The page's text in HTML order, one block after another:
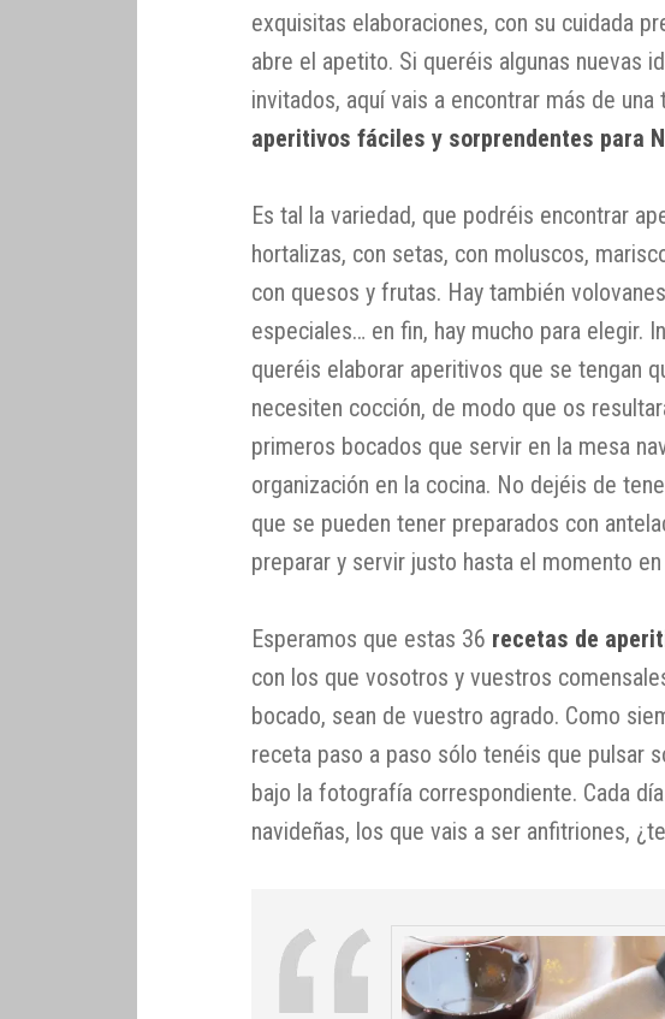
exquisitas elaboraciones, con su cuidada
abre el apetito. Si queréis algunas nuevas
invitados, aquí vais a encontrar más de una
aperitivos fáciles y sorprendentes para
Es tal la variedad, que podréis encontrar
hortalizas, con setas, con moluscos,
con quesos y frutas. Hay también
especiales… en fin, hay mucho para elegir.
queréis elaborar aperitivos que se tengan
necesiten cocción, de modo que os
primeros bocados que servir en la mesa
organización en la cocina. No dejéis de
que se pueden tener preparados con
preparar y servir justo hasta el momento
Esperamos que estas 36 recetas de
con los que vosotros y vuestros
bocado, sean de vuestro agrado. Como
receta paso a paso sólo tenéis que pulsar
bajo la fotografía correspondiente. Cada
navideñas, los que vais a ser anfitriones,